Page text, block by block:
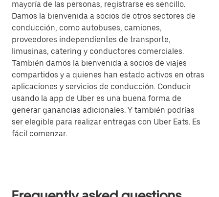
mayoría de las personas, registrarse es sencillo.
Damos la bienvenida a socios de otros sectores de
conducción, como autobuses, camiones,
proveedores independientes de transporte,
limusinas, catering y conductores comerciales.
También damos la bienvenida a socios de viajes
compartidos y a quienes han estado activos en otras
aplicaciones y servicios de conducción. Conducir
usando la app de Uber es una buena forma de
generar ganancias adicionales. Y también podrías
ser elegible para realizar entregas con Uber Eats. Es
fácil comenzar.